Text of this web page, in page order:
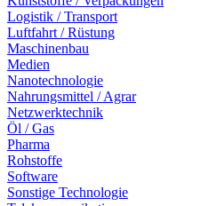
Logistik / Transport
Luftfahrt / Rüstung
Maschinenbau
Medien
Nanotechnologie
Nahrungsmittel / Agrar
Netzwerktechnik
Öl / Gas
Pharma
Rohstoffe
Software
Sonstige Technologie